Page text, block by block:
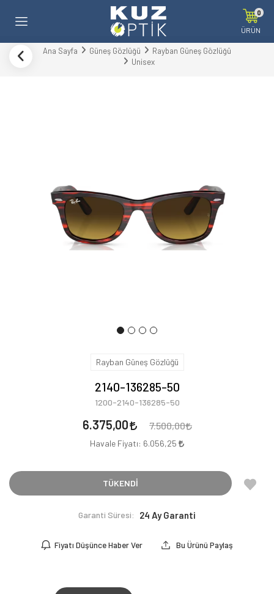
0
ÜRÜN
Ana Sayfa Güneş Gözlüğü
Rayban Güneş Gözlüğü
Unisex
Rayban Güneş Gözlüğü
2140-136285-50
1200-2140-136285-50
6.375,00 7.500,00
Havale Fiyatı: 6.056,25
TÜKENDİ
Garanti Süresi: 24 Ay Garanti
Fiyatı Düşünce Haber Ver Bu Ürünü Paylaş